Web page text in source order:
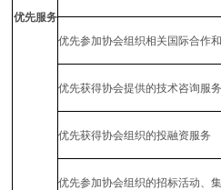
优先服务
优先参加协会组织相关国际合作
优先获得协会提供的技术咨询服务
优先获得协会组织的投融资服务
优先参加协会组织的招标活动、